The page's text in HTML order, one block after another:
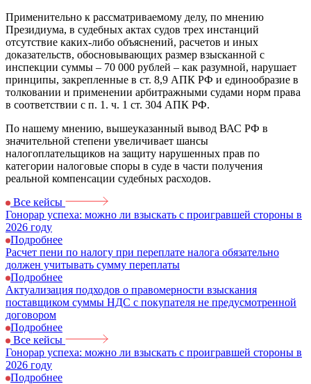
Применительно к рассматриваемому делу, по мнению
Президиума, в судебных актах судов трех инстанций
отсутствие каких-либо объяснений, расчетов и иных
доказательств, обосновывающих размер взысканной с
инспекции суммы – 70 000 рублей – как разумной, нарушает
принципы, закрепленные в ст. 8,9 АПК РФ и единообразие в
толковании и применении арбитражными судами норм права
в соответствии с п. 1. ч. 1 ст. 304 АПК РФ.
По нашему мнению, вышеуказанный вывод ВАС РФ в
значительной степени увеличивает шансы
налогоплательщиков на защиту нарушенных прав по
категории налоговые споры в суде в части получения
реальной компенсации судебных расходов.
Все кейсы
Гонорар успеха: можно ли взыскать с проигравшей стороны в
2026 году
Подробнее
Расчет пени по налогу при переплате налога обязательно
должен учитывать сумму переплаты
Подробнее
Актуализация подходов о правомерности взыскания
поставщиком суммы НДС с покупателя не предусмотренной
договором
Подробнее
Все кейсы
Гонорар успеха: можно ли взыскать с проигравшей стороны в
2026 году
Подробнее